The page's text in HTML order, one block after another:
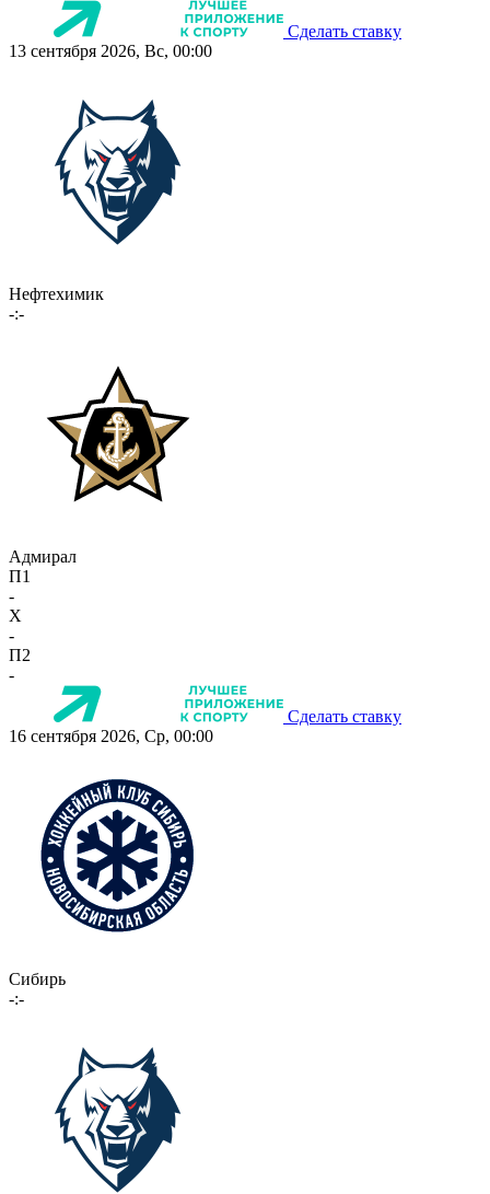
Сделать ставку
13 сентября 2026, Вс, 00:00
Нефтехимик
-:-
Адмирал
П1
-
X
-
П2
-
Сделать ставку
16 сентября 2026, Ср, 00:00
Сибирь
-:-